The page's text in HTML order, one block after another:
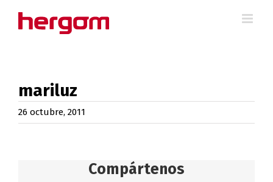
mariluz
26 octubre, 2011
Compártenos